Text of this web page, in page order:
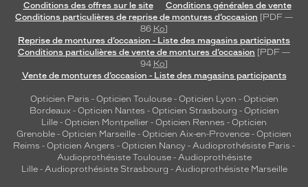
Conditions des offres sur le site
Conditions générales de vente
Conditions particulières de reprise de montures d’occasion [PDF —
86 Ko]
Reprise de montures d’occasion - Liste des magasins participants
Conditions particulières de vente de montures d’occasion [PDF —
94 Ko]
Vente de montures d’occasion - Liste des magasins participants
Opticien Paris - Opticien Toulouse- Opticien Lyon - Opticien
Bordeaux- Opticien Nantes - Opticien Strasbourg - Opticien
Lille - Opticien Montpellier - Opticien Rennes - Opticien
Grenoble - Opticien Marseille - Opticien Aix-en-Provence - Opticien
Reims - Opticien Angers - Opticien Nancy - Audioprothésiste Paris -
Audioprothésiste Toulouse- Audioprothésiste
Lille- Audioprothésiste Strasbourg - Audioprothésiste Marseille